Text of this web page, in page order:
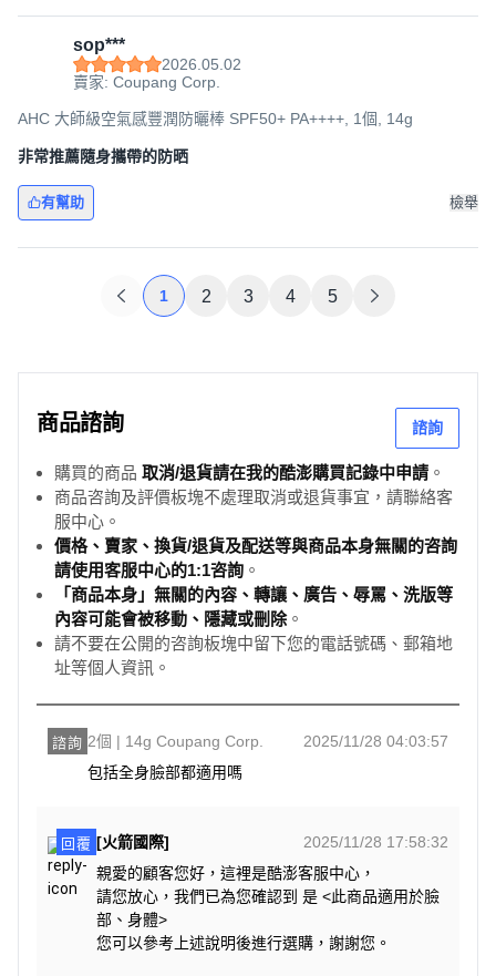
sop***
2026.05.02
賣家: Coupang Corp.
AHC 大師級空氣感豐潤防曬棒 SPF50+ PA++++, 1個, 14g
非常推薦隨身攜帶的防晒
有幫助 檢舉
1 2 3 4 5
商品諮詢 諮詢
購買的商品 取消/退貨請在我的酷澎購買記錄中申請 。
商品咨詢及評價板塊不處理取消或退貨事宜，請聯絡客
服中心。
價格、賣家、換貨/退貨及配送等與商品本身無關的咨詢
請使用客服中心的1:1咨詢 。
「商品本身」無關的內容、轉讓、廣告、辱罵、洗版等
內容可能會被移動、隱藏或刪除。
請不要在公開的咨詢板塊中留下您的電話號碼、郵箱地
址等個人資訊。
諮詢 2個 | 14g Coupang Corp.
2025/11/28 04:03:57
包括全身臉部都適用嗎
回覆 [火箭國際]
2025/11/28 17:58:32
親愛的顧客您好，這裡是酷澎客服中心，
請您放心，我們已為您確認到 是 <此商品適用於臉
部、身體>
您可以參考上述說明後進行選購，謝謝您。